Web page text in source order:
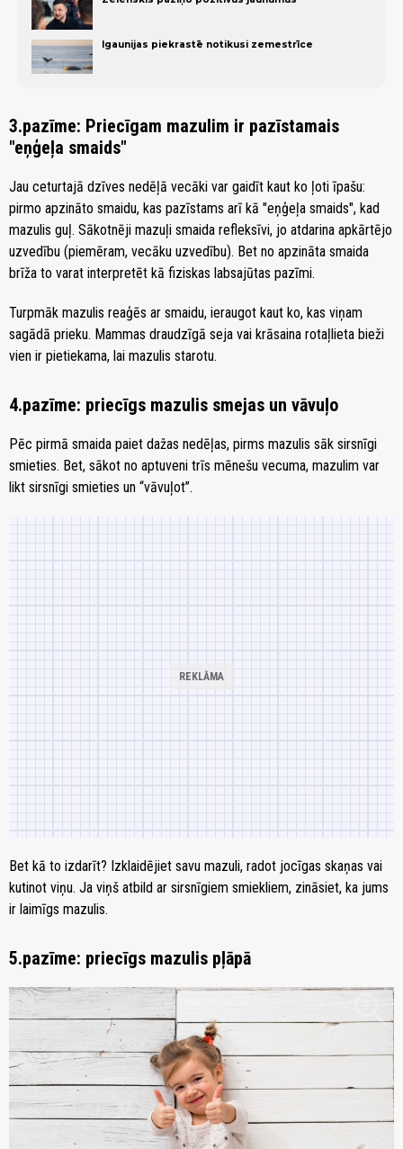
Igaunijas piekrastē notikusi zemestrīce
3.pazīme: Priecīgam mazulim ir pazīstamais
"eņģeļa smaids"
Jau ceturtajā dzīves nedēļā vecāki var gaidīt kaut ko ļoti īpašu:
pirmo apzināto smaidu, kas pazīstams arī kā "eņģeļa smaids", kad
mazulis guļ. Sākotnēji mazuļi smaida refleksīvi, jo atdarina apkārtējo
uzvedību (piemēram, vecāku uzvedību). Bet no apzināta smaida
brīža to varat interpretēt kā fiziskas labsajūtas pazīmi.
Turpmāk mazulis reaģēs ar smaidu, ieraugot kaut ko, kas viņam
sagādā prieku. Mammas draudzīgā seja vai krāsaina rotaļlieta bieži
vien ir pietiekama, lai mazulis starotu.
4.pazīme: priecīgs mazulis smejas un vāvuļo
Pēc pirmā smaida paiet dažas nedēļas, pirms mazulis sāk sirsnīgi
smieties. Bet, sākot no aptuveni trīs mēnešu vecuma, mazulim var
likt sirsnīgi smieties un “vāvuļot”.
Bet kā to izdarīt? Izklaidējiet savu mazuli, radot jocīgas skaņas vai
kutinot viņu. Ja viņš atbild ar sirsnīgiem smiekliem, zināsiet, ka jums
ir laimīgs mazulis.
5.pazīme: priecīgs mazulis pļāpā
zoom_in